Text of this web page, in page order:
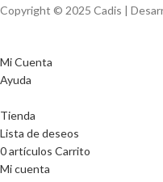
Copyright © 2025 Cadis |
Mi Cuenta
Ayuda
Tienda
Lista de deseos
0artículos Carrito
Mi cuenta